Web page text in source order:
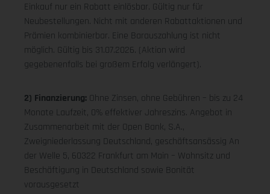
Einkauf nur ein Rabatt einlösbar. Gültig nur für
Neubestellungen. Nicht mit anderen Rabattaktionen und
Prämien kombinierbar. Eine Barauszahlung ist nicht
möglich. Gültig bis 31.07.2026. (Aktion wird
gegebenenfalls bei großem Erfolg verlängert).
2) Finanzierung: Ohne Zinsen, ohne Gebühren – bis zu 24
Monate Laufzeit, 0% effektiver Jahreszins. Angebot in
Zusammenarbeit mit der Open Bank, S.A.,
Zweigniederlassung Deutschland, geschäftsansässig An
der Welle 5, 60322 Frankfurt am Main – Wohnsitz und
Beschäftigung in Deutschland sowie Bonität
vorausgesetzt